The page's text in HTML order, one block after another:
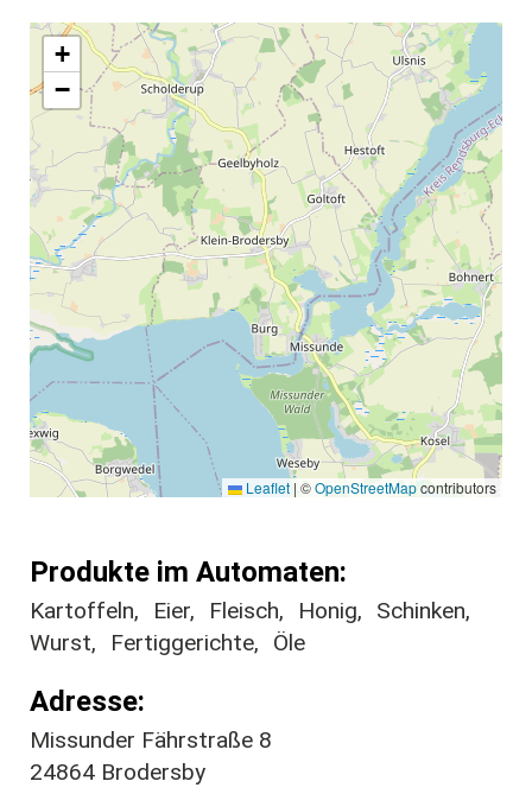
+
−
Leaflet |©OpenStreetMapcontributors
Produkte im Automaten
Kartoffeln Eier Fleisch Honig
Schinken
Wurst
Fertiggerichte Öle
Adresse
Missunder Fährstraße 8
24864 Brodersby